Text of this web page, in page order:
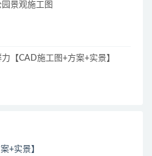
景观施工图
【CAD施工图+方案+实景】
+实景】